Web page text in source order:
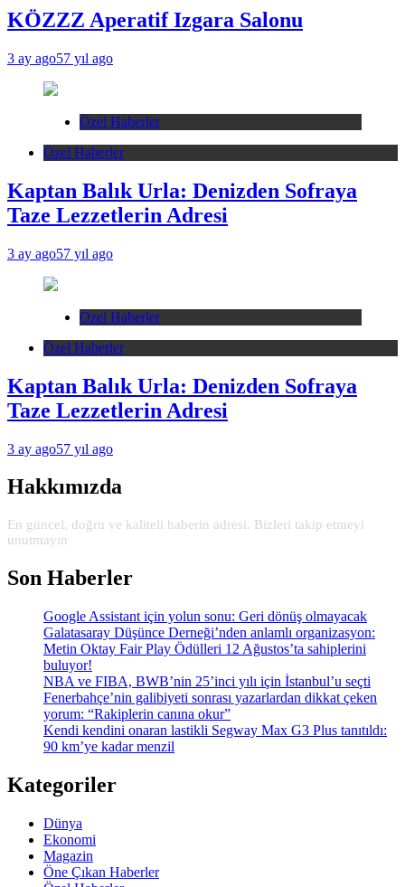
KÖZZZ Aperatif Izgara Salonu
3 ay ago57 yıl ago
Özel Haberler
Özel Haberler
Kaptan Balık Urla: Denizden Sofraya
Taze Lezzetlerin Adresi
3 ay ago57 yıl ago
Özel Haberler
Özel Haberler
Kaptan Balık Urla: Denizden Sofraya
Taze Lezzetlerin Adresi
3 ay ago57 yıl ago
Hakkımızda
En güncel, doğru ve kaliteli haberin adresi. Bizleri takip etmeyi
unutmayın
Son Haberler
Google Assistant için yolun sonu: Geri dönüş olmayacak
Galatasaray Düşünce Derneği’nden anlamlı organizasyon:
Metin Oktay Fair Play Ödülleri 12 Ağustos’ta sahiplerini
buluyor!
NBA ve FIBA, BWB’nin 25’inci yılı için İstanbul’u seçti
Fenerbahçe’nin galibiyeti sonrası yazarlardan dikkat çeken
yorum: “Rakiplerin canına okur”
Kendi kendini onaran lastikli Segway Max G3 Plus tanıtıldı:
90 km’ye kadar menzil
Kategoriler
Dünya
Ekonomi
Magazin
Öne Çıkan Haberler